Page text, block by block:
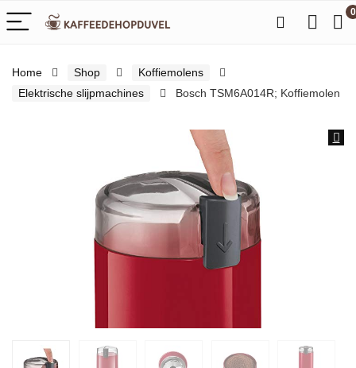
0
Home Shop
Koffiemolens
Elektrische slijpmachines
Bosch TSM6A014R; Koffiemolen